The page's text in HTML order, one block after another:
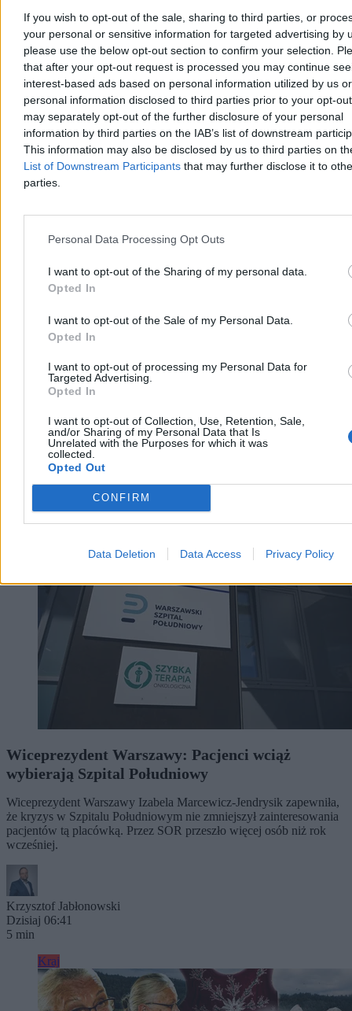
If you wish to opt-out of the sale, sharing to third parties, or
your personal or sensitive information for targeted advertising by
please use the below opt-out section to confirm your selection.
that after your opt-out request is processed you may continue
interest-based ads based on personal information utilized by us or
personal information disclosed to third parties prior to your opt-
may separately opt-out of the further disclosure of your personal
information by third parties on the IAB’s list of downstream
This information may also be disclosed by us to third parties on
List of Downstream Participants that may further disclose it to
parties.
Personal Data Processing Opt Outs
I want to opt-out of the Sharing of my personal data.
Opted In
I want to opt-out of the Sale of my Personal Data.
Opted In
I want to opt-out of processing my Personal Data for
Targeted Advertising.
Opted In
I want to opt-out of Collection, Use, Retention, Sale,
and/or Sharing of my Personal Data that Is
Unrelated with the Purposes for which it was
collected.
Opted Out
CONFIRM
Data Deletion Data Access Privacy Policy
Kraj
Sondaż: Polacy oceniają pierwszy rok
prezydentury Karola Nawrockiego
Ponad połowa Polaków ocenia Karola Nawrockiego co najmniej na
„czwórkę” – wynika z sondażu opublikowanego w piątek przez
„Rzeczpospolitą”. Ponad połowa badanych wystawiła prezydentowi
pozytywną ocenę za pierwszy rok prezydentury.
Krzysztof Jabłonowski
Dzisiaj 07:13
Wiceprezydent Warszawy: Pacjenci wciąż
wybierają Szpital Południowy
Wiceprezydent Warszawy Izabela Marcewicz-Jendrysik zapewniła,
że kryzys w Szpitalu Południowym nie zmniejszył zainteresowania
pacjentów tą placówką. Przez SOR przeszło więcej osób niż rok
wcześniej.
Krzysztof Jabłonowski
Dzisiaj 06:41
5 min
Kraj